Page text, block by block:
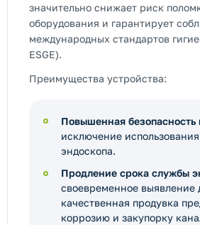
значительно снижает риск
оборудования и гарантирует
международных стандартов
ESGE).
Преимущества устройства:
Повышенная безопасность
исключение
эндоскопа.
Продление срока службы
своевременное выявление
качественная продувка
коррозию и закупорку